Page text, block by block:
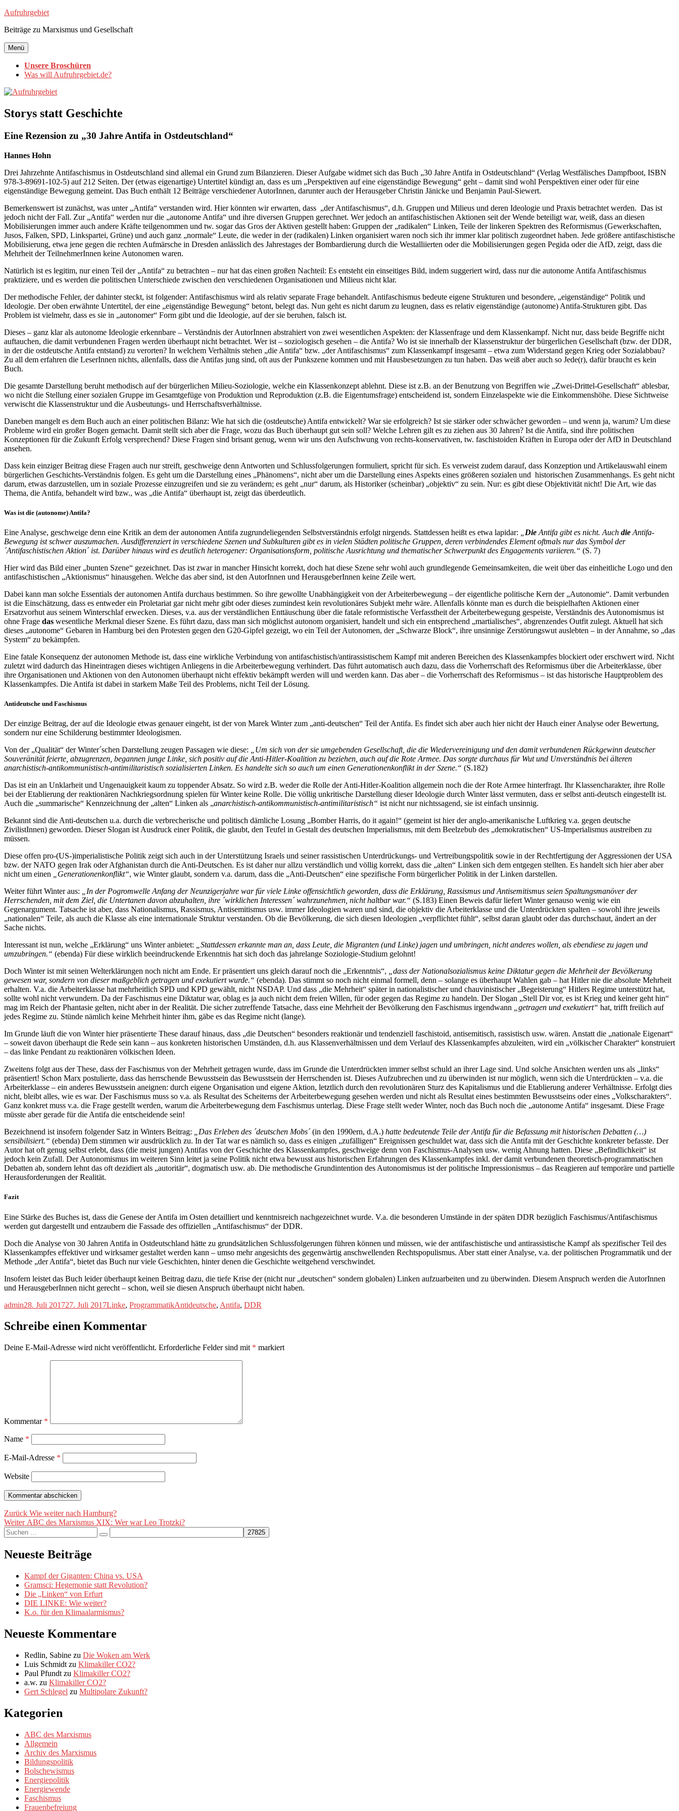
Zum
springen
Aufruhrgebiet
Beiträge zu Marxismus und Gesellschaft
Menü
Unsere Broschüren
Was will Aufruhrgebiet.de?
Storys statt Geschichte
Eine Rezension zu „30 Jahre Antifa in Ostdeutschland“
Hannes Hohn
Drei Jahrzehnte Antifaschismus in Ostdeutschland sind allemal ein Grund zum Bilanzieren. Dieser Aufgabe widmet sich das Buch „30 Jahre Antifa in Ostdeutschland“ (Verlag Westfälisches Dampfboot, ISBN
978-3-89691-102-5) auf 212 Seiten. Der (etwas eigenartige) Untertitel kündigt an, dass es um „Perspektiven auf eine eigenständige Bewegung“ geht – damit sind wohl Perspektiven einer oder für eine
eigenständige Bewegung gemeint. Das Buch enthält 12 Beiträge verschiedener AutorInnen, darunter auch der Herausgeber Christin Jänicke und Benjamin Paul-Siewert.
Bemerkenswert ist zunächst, was unter „Antifa“ verstanden wird. Hier könnten wir erwarten, dass „der Antifaschismus“, d.h. Gruppen und Milieus und deren Ideologie und Praxis betrachtet werden. Das ist
jedoch nicht der Fall. Zur „Antifa“ werden nur die „autonome Antifa“ und ihre diversen Gruppen gerechnet. Wer jedoch an antifaschistischen Aktionen seit der Wende beteiligt war, weiß, dass an diesen
Mobilisierungen immer auch andere Kräfte teilgenommen und tw. sogar das Gros der Aktiven gestellt haben: Gruppen der „radikalen“ Linken, Teile der linkeren Spektren des Reformismus (Gewerkschaften,
Jusos, Falken, SPD, Linkspartei, Grüne) und auch ganz „normale“ Leute, die weder in der (radikalen) Linken organisiert waren noch sich ihr immer klar politisch zugeordnet haben. Jede größere antifaschistische
Mobilisierung, etwa jene gegen die rechten Aufmärsche in Dresden anlässlich des Jahrestages der Bombardierung durch die Westalliierten oder die Mobilisierungen gegen Pegida oder die AfD, zeigt, dass die
Mehrheit der TeilnehmerInnen keine Autonomen waren.
Natürlich ist es legitim, nur einen Teil der „Antifa“ zu betrachten – nur hat das einen großen Nachteil: Es entsteht ein einseitiges Bild, indem suggeriert wird, dass nur die autonome Antifa Antifaschismus
praktiziere, und es werden die politischen Unterschiede zwischen den verschiedenen Organisationen und Milieus nicht klar.
Der methodische Fehler, der dahinter steckt, ist folgender: Antifaschismus wird als relativ separate Frage behandelt. Antifaschismus bedeute eigene Strukturen und besondere, „eigenständige“ Politik und
Ideologie. Der oben erwähnte Untertitel, der eine „eigenständige Bewegung“ betont, belegt das. Nun geht es nicht darum zu leugnen, dass es relativ eigenständige (autonome) Antifa-Strukturen gibt. Das
Problem ist vielmehr, dass es sie in „autonomer“ Form gibt und die Ideologie, auf der sie beruhen, falsch ist.
Dieses – ganz klar als autonome Ideologie erkennbare – Verständnis der AutorInnen abstrahiert von zwei wesentlichen Aspekten: der Klassenfrage und dem Klassenkampf. Nicht nur, dass beide Begriffe nicht
auftauchen, die damit verbundenen Fragen werden überhaupt nicht betrachtet. Wer ist – soziologisch gesehen – die Antifa? Wo ist sie innerhalb der Klassenstruktur der bürgerlichen Gesellschaft (bzw. der DDR,
in der die ostdeutsche Antifa entstand) zu verorten? In welchem Verhältnis stehen „die Antifa“ bzw. „der Antifaschismus“ zum Klassenkampf insgesamt – etwa zum Widerstand gegen Krieg oder Sozialabbau?
Zu all dem erfahren die LeserInnen nichts, allenfalls, dass die Antifas jung sind, oft aus der Punkszene kommen und mit Hausbesetzungen zu tun haben. Das weiß aber auch so Jede(r), dafür braucht es kein
Buch.
Die gesamte Darstellung beruht methodisch auf der bürgerlichen Milieu-Soziologie, welche ein Klassenkonzept ablehnt. Diese ist z.B. an der Benutzung von Begriffen wie „Zwei-Drittel-Gesellschaft“ ablesbar,
wo nicht die Stellung einer sozialen Gruppe im Gesamtgefüge von Produktion und Reproduktion (z.B. die Eigentumsfrage) entscheidend ist, sondern Einzelaspekte wie die Einkommenshöhe. Diese Sichtweise
verwischt die Klassenstruktur und die Ausbeutungs- und Herrschaftsverhältnisse.
Daneben mangelt es dem Buch auch an einer politischen Bilanz: Wie hat sich die (ostdeutsche) Antifa entwickelt? War sie erfolgreich? Ist sie stärker oder schwächer geworden – und wenn ja, warum? Um diese
Probleme wird ein großer Bogen gemacht. Damit stellt sich aber die Frage, wozu das Buch überhaupt gut sein soll? Welche Lehren gilt es zu ziehen aus 30 Jahren? Ist die Antifa, sind ihre politischen
Konzeptionen für die Zukunft Erfolg versprechend? Diese Fragen sind brisant genug, wenn wir uns den Aufschwung von rechts-konservativen, tw. faschistoiden Kräften in Europa oder der AfD in Deutschland
ansehen.
Dass kein einziger Beitrag diese Fragen auch nur streift, geschweige denn Antworten und Schlussfolgerungen formuliert, spricht für sich. Es verweist zudem darauf, dass Konzeption und Artikelauswahl einem
bürgerlichen Geschichts-Verständnis folgen. Es geht um die Darstellung eines „Phänomens“, nicht aber um die Darstellung eines Aspekts eines größeren sozialen und historischen Zusammenhangs. Es geht nicht
darum, etwas darzustellen, um in soziale Prozesse einzugreifen und sie zu verändern; es geht „nur“ darum, als Historiker (scheinbar) „objektiv“ zu sein. Nur: es gibt diese Objektivität nicht! Die Art, wie das
Thema, die Antifa, behandelt wird bzw., was „die Antifa“ überhaupt ist, zeigt das überdeutlich.
Was ist die (autonome) Antifa?
Eine Analyse, geschweige denn eine Kritik an dem der autonomen Antifa zugrundeliegenden Selbstverständnis erfolgt nirgends. Stattdessen heißt es etwa lapidar: Die Antifa gibt es nicht. Auch die Antifa-
Bewegung ist schwer auszumachen. Ausdifferenziert in verschiedene Szenen und Subkulturen gibt es in vielen Städten politische Gruppen, deren verbindendes Element oftmals nur das Symbol der
´Antifaschistischen Aktion´ ist. Darüber hinaus wird es deutlich heterogener: Organisationsform, politische Ausrichtung und thematischer Schwerpunkt des Engagements variieren.“ (S. 7)
Hier wird das Bild einer „bunten Szene“ gezeichnet. Das ist zwar in mancher Hinsicht korrekt, doch hat diese Szene sehr wohl auch grundlegende Gemeinsamkeiten, die weit über das einheitliche Logo und den
antifaschistischen „Aktionismus“ hinausgehen. Welche das aber sind, ist den AutorInnen und HerausgeberInnen keine Zeile wert.
Dabei kann man solche Essentials der autonomen Antifa durchaus bestimmen. So ihre gewollte Unabhängigkeit von der Arbeiterbewegung – der eigentliche politische Kern der „Autonomie“. Damit verbunden
ist die Einschätzung, dass es entweder ein Proletariat gar nicht mehr gibt oder dieses zumindest kein revolutionäres Subjekt mehr wäre. Allenfalls könnte man es durch die beispielhaften Aktionen einer
Ersatzvorhut aus seinem Winterschlaf erwecken. Dieses, v.a. aus der verständlichen Enttäuschung über die fatale reformistische Verfasstheit der Arbeiterbewegung gespeiste, Verständnis des Autonomismus ist
ohne Frage das wesentliche Merkmal dieser Szene. Es führt dazu, dass man sich möglichst autonom organisiert, handelt und sich ein entsprechend „martialisches“, abgrenzendes Outfit zulegt. Aktuell hat sich
dieses „autonome“ Gebaren in Hamburg bei den Protesten gegen den G20-Gipfel gezeigt, wo ein Teil der Autonomen, der „Schwarze Block“, ihre unsinnige Zerstörungswut auslebten – in der Annahme, so „das
System“ zu bekämpfen.
Eine fatale Konsequenz der autonomen Methode ist, dass eine wirkliche Verbindung von antifaschistisch/antirassistischem Kampf mit anderen Bereichen des Klassenkampfes blockiert oder erschwert wird. Nicht
zuletzt wird dadurch das Hineintragen dieses wichtigen Anliegens in die Arbeiterbewegung verhindert. Das führt automatisch auch dazu, dass die Vorherrschaft des Reformismus über die Arbeiterklasse, über
ihre Organisationen und Aktionen von den Autonomen überhaupt nicht effektiv bekämpft werden will und werden kann. Das aber – die Vorherrschaft des Reformismus – ist das historische Hauptproblem des
Klassenkampfes. Die Antifa ist dabei in starkem Maße Teil des Problems, nicht Teil der Lösung.
Antideutsche und Faschismus
Der einzige Beitrag, der auf die Ideologie etwas genauer eingeht, ist der von Marek Winter zum „anti-deutschen“ Teil der Antifa. Es findet sich aber auch hier nicht der Hauch einer Analyse oder Bewertung,
sondern nur eine Schilderung bestimmter Ideologismen.
Von der „Qualität“ der Winter´schen Darstellung zeugen Passagen wie diese:
„Um sich von der sie umgebenden Gesellschaft, die die Wiedervereinigung und den damit verbundenen Rückgewinn deutscher
Souveränität feierte, abzugrenzen, begannen junge Linke, sich positiv auf die Anti-Hitler-Koalition zu beziehen, auch auf die Rote Armee. Das sorgte durchaus für Wut und Unverständnis bei älteren
anarchistisch-antikommunistisch-antimilitaristisch sozialisierten Linken. Es handelte sich so auch um einen Generationenkonflikt in der Szene.“ (S.182)
Das ist ein an Unklarheit und Ungenauigkeit kaum zu toppender Absatz. So wird z.B. weder die Rolle der Anti-Hitler-Koalition allgemein noch die der Rote Armee hinterfragt. Ihr Klassencharakter, ihre Rolle
bei der Etablierung der reaktionären Nachkriegsordnung spielen für Winter keine Rolle. Die völlig unkritische Darstellung dieser Ideologie durch Winter lässt vermuten, dass er selbst anti-deutsch eingestellt ist.
Auch die „summarische“ Kennzeichnung der „alten“ Linken als „anarchistisch-antikommunistisch-antimilitaristisch“ ist nicht nur nichtssagend, sie ist einfach unsinnig.
Bekannt sind die Anti-deutschen u.a. durch die verbrecherische und politisch dämliche Losung „Bomber Harris, do it again!“ (gemeint ist hier der anglo-amerikanische Luftkrieg v.a. gegen deutsche
ZivilistInnen) geworden. Dieser Slogan ist Ausdruck einer Politik, die glaubt, den Teufel in Gestalt des deutschen Imperialismus, mit dem Beelzebub des „demokratischen“ US-Imperialismus austreiben zu
müssen.
Diese offen pro-(US-)imperialistische Politik zeigt sich auch in der Unterstützung Israels und seiner rassistischen Unterdrückungs- und Vertreibungspolitik sowie in der Rechtfertigung der Aggressionen der USA
bzw. der NATO gegen Irak oder Afghanistan durch die Anti-Deutschen. Es ist daher nur allzu verständlich und völlig korrekt, dass die „alten“ Linken sich dem entgegen stellten. Es handelt sich hier aber aber
nicht um einen
„Generationenkonflikt“, wie Winter glaubt, sondern v.a. darum, dass die „Anti-Deutschen“ eine spezifische Form bürgerlicher Politik in der Linken darstellen.
Weiter führt Winter aus:
„In der Pogromwelle Anfang der Neunzigerjahre war für viele Linke offensichtlich geworden, dass die Erklärung, Rassismus und Antisemitismus seien Spaltungsmanöver der
Herrschenden, mit dem Ziel, die Untertanen davon abzuhalten, ihre ´wirklichen Interessen´ wahrzunehmen, nicht haltbar war.“ (S.183) Einen Beweis dafür liefert Winter genauso wenig wie ein
Gegenargument. Tatsache ist aber, dass Nationalismus, Rassismus, Antisemitismus usw. immer Ideologien waren und sind, die objektiv die Arbeiterklasse und die Unterdrückten spalten – sowohl ihre jeweils
„nationalen“ Teile, als auch die Klasse als eine internationale Struktur verstanden. Ob die Bevölkerung, die sich diesen Ideologien „verpflichtet fühlt“, selbst daran glaubt oder das durchschaut, ändert an der
Sache nichts.
Interessant ist nun, welche „Erklärung“ uns Winter anbietet:
„Stattdessen erkannte man an, dass Leute, die Migranten (und Linke) jagen und umbringen, nicht anderes wollen, als ebendiese zu jagen und
umzubringen.“ (ebenda) Für diese wirklich beeindruckende Erkenntnis hat sich doch das jahrelange Soziologie-Studium gelohnt!
Doch Winter ist mit seinen Welterklärungen noch nicht am Ende. Er präsentiert uns gleich darauf noch die „Erkenntnis“,
„dass der Nationalsozialismus keine Diktatur gegen die Mehrheit der Bevölkerung
gewesen war, sondern von dieser maßgeblich getragen und exekutiert wurde.“ (ebenda). Das stimmt so noch nicht einmal formell, denn – solange es überhaupt Wahlen gab – hat Hitler nie die absolute Mehrheit
erhalten. V.a. die Arbeiterklasse hat mehrheitlich SPD und KPD gewählt, nicht NSDAP. Und dass „die Mehrheit“ später in nationalistischer und chauvinistischer „Begeisterung“ Hitlers Regime unterstützt hat,
sollte wohl nicht verwundern. Da der Faschismus eine Diktatur war, oblag es ja auch nicht dem freien Willen, für oder gegen das Regime zu handeln. Der Slogan „Stell Dir vor, es ist Krieg und keiner geht hin“
mag im Reich der Phantasie gelten, nicht aber in der Realität. Die sicher zutreffende Tatsache, dass eine Mehrheit der Bevölkerung den Faschismus irgendwann
„getragen und exekutiert“ hat, trifft freilich auf
jedes Regime zu. Stünde nämlich keine Mehrheit hinter ihm, gäbe es das Regime nicht (lange).
Im Grunde läuft die von Winter hier präsentierte These darauf hinaus, dass „die Deutschen“ besonders reaktionär und tendenziell faschistoid, antisemitisch, rassistisch usw. wären. Anstatt die „nationale Eigenart“
– soweit davon überhaupt die Rede sein kann – aus konkreten historischen Umständen, d.h. aus Klassenverhältnissen und dem Verlauf des Klassenkampfes abzuleiten, wird ein „völkischer Charakter“ konstruiert
– das linke Pendant zu reaktionären völkischen Ideen.
Zweitens folgt aus der These, dass der Faschismus von der Mehrheit getragen wurde, dass im Grunde die Unterdrückten immer selbst schuld an ihrer Lage sind. Und solche Ansichten werden uns als „links“
präsentiert! Schon Marx postulierte, dass das herrschende Bewusstsein das Bewusstsein der Herrschenden ist. Dieses Aufzubrechen und zu überwinden ist nur möglich, wenn sich die Unterdrückten – v.a. die
Arbeiterklasse – ein anderes Bewusstsein aneignen: durch eigene Organisation und eigene Aktion, letztlich durch den revolutionären Sturz des Kapitalismus und die Etablierung anderer Verhältnisse. Erfolgt dies
nicht, bleibt alles, wie es war. Der Faschismus muss so v.a. als Resultat des Scheiterns der Arbeiterbewegung gesehen werden und nicht als Resultat eines bestimmten Bewusstseins oder eines „Volkscharakters“.
Ganz konkret muss v.a. die Frage gestellt werden, warum die Arbeiterbewegung dem Faschismus unterlag. Diese Frage stellt weder Winter, noch das Buch noch die „autonome Antifa“ insgesamt. Diese Frage
müsste aber gerade für die Antifa die entscheidende sein!
Bezeichnend ist insofern folgender Satz in Winters Beitrag:
„Das Erleben des ´deutschen Mobs´(in den 1990ern, d.A.) hatte bedeutende Teile der Antifa für die Befassung mit historischen Debatten (…)
sensibilisiert.“ (ebenda) Dem stimmen wir ausdrücklich zu. In der Tat war es nämlich so, dass es einigen „zufälligen“ Ereignissen geschuldet war, dass sich die Antifa mit der Geschichte konkreter befasste. Der
Autor hat oft genug selbst erlebt, dass (die meist jungen) Antifas von der Geschichte des Klassenkampfes, geschweige denn von Faschismus-Analysen usw. wenig Ahnung hatten. Diese „Befindlichkeit“ ist
jedoch kein Zufall. Der Autonomismus im weiteren Sinn leitet ja seine Politik nicht etwa bewusst aus historischen Erfahrungen des Klassenkampfes inkl. der damit verbundenen theoretisch-programmatischen
Debatten ab, sondern lehnt das oft dezidiert als „autoritär“, dogmatisch usw. ab. Die methodische Grundintention des Autonomismus ist der politische Impressionismus – das Reagieren auf temporäre und partielle
Herausforderungen der Realität.
Fazit
Eine Stärke des Buches ist, dass die Genese der Antifa im Osten detailliert und kenntnisreich nachgezeichnet wurde. V.a. die besonderen Umstände in der späten DDR bezüglich Faschismus/Antifaschismus
werden gut dargestellt und entzaubern die Fassade des offiziellen „Antifaschismus“ der DDR.
Doch die Analyse von 30 Jahren Antifa in Ostdeutschland hätte zu grundsätzlichen Schlussfolgerungen führen können und müssen, wie der antifaschistische und antirassistische Kampf als spezifischer Teil des
Klassenkampfes effektiver und wirksamer gestaltet werden kann – umso mehr angesichts des gegenwärtig anschwellenden Rechtspopulismus. Aber statt einer Analyse, v.a. der politischen Programmatik und der
Methode „der Antifa“, bietet das Buch nur viele Geschichten, hinter denen die Geschichte weitgehend verschwindet.
Insofern leistet das Buch leider überhaupt keinen Beitrag dazu, die tiefe Krise der (nicht nur „deutschen“ sondern globalen) Linken aufzuarbeiten und zu überwinden. Diesem Anspruch werden die AutorInnen
und HerausgeberInnen nicht gerecht – schon, weil sie diesen Anspruch überhaupt nicht haben.
Autor
adminVeröffentlicht
28. Juli 201727. Juli 2017Kategorien
Linke, ProgrammatikSchlagwörter
Antideutsche, Antifa, DDR
Schreibe einen Kommentar
Deine E-Mail-Adresse wird nicht veröffentlicht. Erforderliche Felder sind mit * markiert
Kommentar *
Name *
E-Mail-Adresse *
Website
Beitragsnavigation
Zurück Vorheriger
Beitrag:
Wie weiter nach Hamburg?
Weiter Nächster
Beitrag:
ABC des Marxismus XIX: Wer war Leo Trotzki?
Suche
nach:
Suchen
Neueste Beiträge
Kampf der Giganten: China vs. USA
Gramsci: Hegemonie statt Revolution?
Die „Linken“ von Erfurt
DIE LINKE: Wie weiter?
K.o. für den Klimaalarmismus?
Neueste Kommentare
Redlin, Sabine zu Die Woken am Werk
Luis Schmidt zu Klimakiller CO2?
Paul Pfundt zu Klimakiller CO2?
a.w. zu Klimakiller CO2?
Gert Schlegel zu Multipolare Zukunft?
Kategorien
ABC des Marxismus
Allgemein
Archiv des Marxismus
Bildungspolitik
Bolschewismus
Energiepolitik
Energiewende
Faschismus
Frauenbefreiung